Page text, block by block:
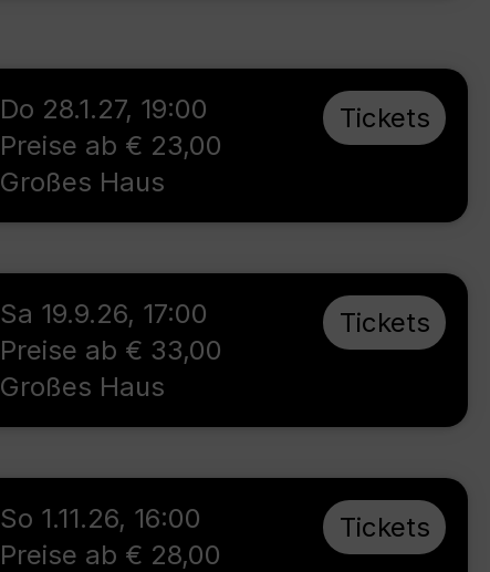
Do 28.1.27, 19:00
Preise ab € 23,00
Großes Haus
Tickets
Sa 19.9.26, 17:00
Preise ab € 33,00
Großes Haus
Tickets
So 1.11.26, 16:00
Preise ab € 28,00
Tickets